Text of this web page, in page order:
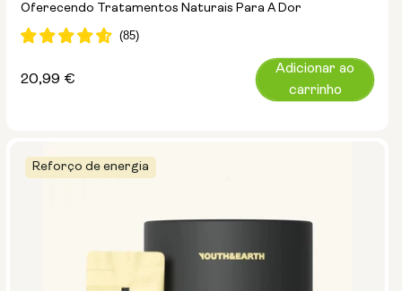
Oferecendo Tratamentos Naturais Para A Dor
Preço
20,99 €
Adicionar ao
carrinho
Reforço de energia